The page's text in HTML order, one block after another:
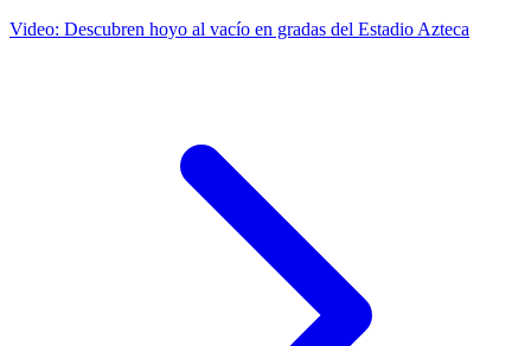
Video: Descubren hoyo al vacío en gradas del Estadio Azteca